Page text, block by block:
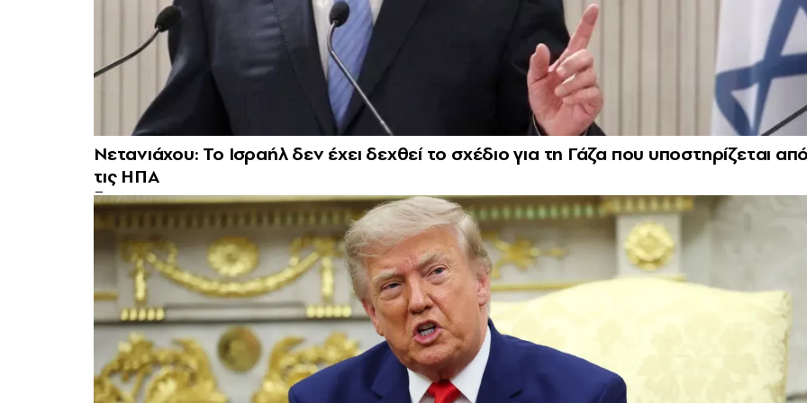
Νετανιάχου: Το Ισραήλ δεν έχει δεχθεί το σχέδιο για τη Γάζα που υποστηρίζεται
τις ΗΠΑ